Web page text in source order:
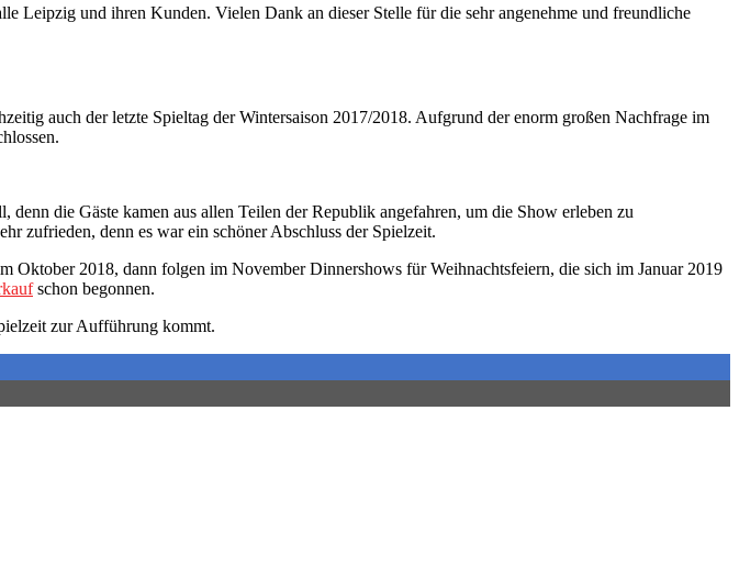
Leipzig und ihren Kunden. Vielen Dank an dieser Stelle für die sehr angenehme und freundliche
auch der letzte Spieltag der Wintersaison 2017/2018. Aufgrund der enorm großen Nachfrage im
die Gäste kamen aus allen Teilen der Republik angefahren, um die Show erleben zu
zufrieden, denn es war ein schöner Abschluss der Spielzeit.
2018, dann folgen im November Dinnershows für Weihnachtsfeiern, die sich im Januar 2019
schon begonnen.
zur Aufführung kommt.